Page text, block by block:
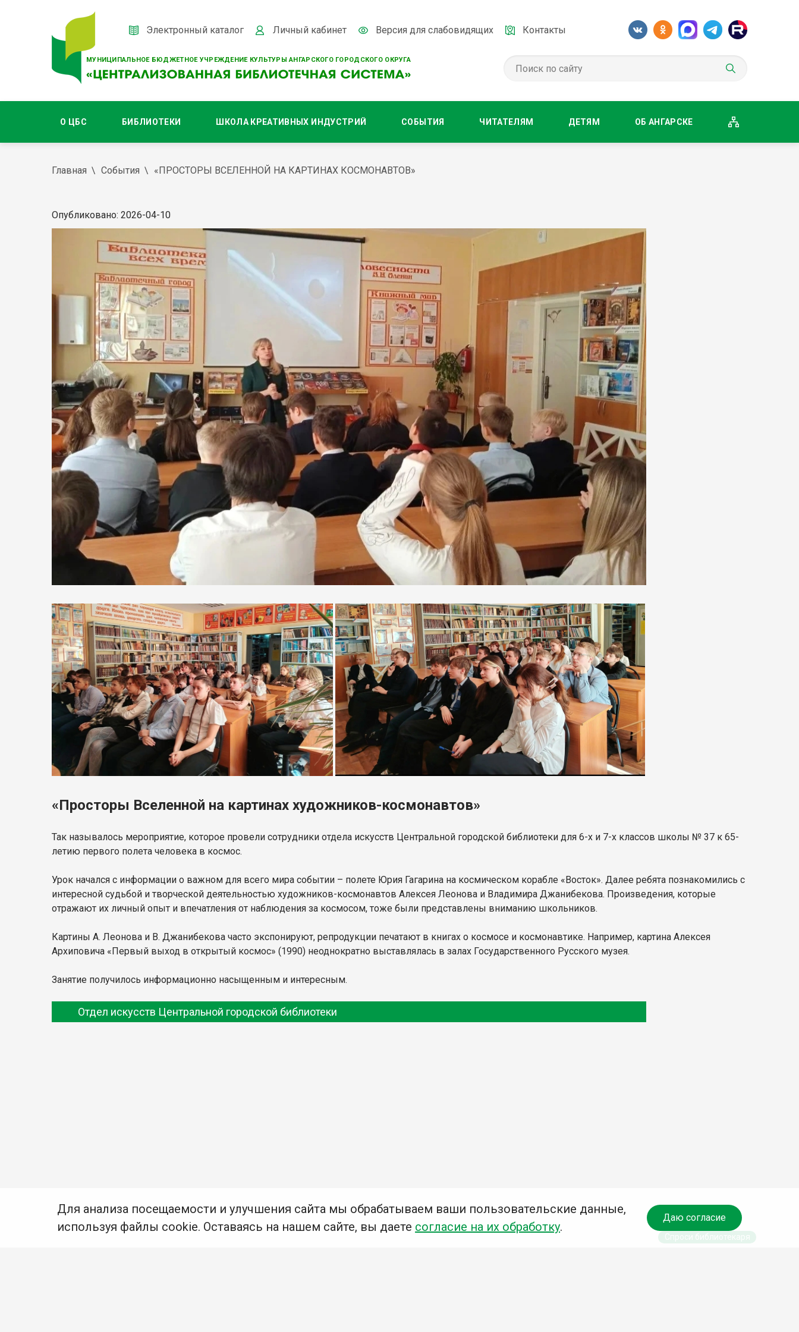
МУНИЦИПАЛЬНОЕ БЮДЖЕТНОЕ УЧРЕЖДЕНИЕ КУЛЬТУРЫ АНГАРСКОГО ГОРОДСКОГО ОКРУГА
Электронный каталог Личный кабинет Версия для слабовидящих Контакты
О ЦБС БИБЛИОТЕКИ ШКОЛА КРЕАТИВНЫХ ИНДУСТРИЙ СОБЫТИЯ ЧИТАТЕЛЯМ ДЕТЯМ ОБ АНГАРСКЕ
Главная События «ПРОСТОРЫ ВСЕЛЕННОЙ НА КАРТИНАХ КОСМОНАВТОВ»
Опубликовано: 2026-04-10
«Просторы Вселенной на картинах художников-космонавтов»
Так называлось мероприятие, которое провели сотрудники отдела искусств Центральной городской библиотеки для 6-х и 7-х классов школы № 37 к 65-
летию первого полета человека в космос.
Урок начался с информации о важном для всего мира событии – полете Юрия Гагарина на космическом корабле «Восток». Далее ребята познакомились с
интересной судьбой и творческой деятельностью художников-космонавтов Алексея Леонова и Владимира Джанибекова. Произведения, которые
отражают их личный опыт и впечатления от наблюдения за космосом, тоже были представлены вниманию школьников.
Картины А. Леонова и В. Джанибекова часто экспонируют, репродукции печатают в книгах о космосе и космонавтике. Например, картина Алексея
Архиповича «Первый выход в открытый космос» (1990) неоднократно выставлялась в залах Государственного Русского музея.
Занятие получилось информационно насыщенным и интересным.
Отдел искусств Центральной городской библиотеки
Для анализа посещаемости и улучшения сайта мы обрабатываем ваши пользовательские данные,
используя файлы cookie. Оставаясь на нашем сайте, вы даете согласие на их обработку.
Даю согласие
Спроси библиотекаря